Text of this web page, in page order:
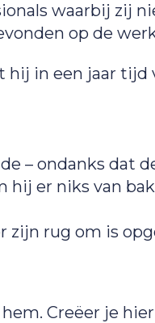
waarbij zij
op de
hij in een jaar
– ondanks dat
hij er niks van
rug om is
Creëer je